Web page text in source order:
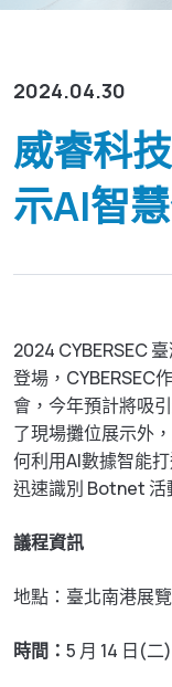
GenieAnalytics
電信級大數據流量
化數據為洞察，讓
DDoS 防護
即時偵測與緩解
多租戶管理服務
關於威睿
聯絡我們
繁中
English
简中
日本語
2024.04.30
威睿科
示AI智
2024 CYBERSEC
登場，CYBERSEC
會，今年預計將吸
了現場攤位展示外
何利用AI數據智能
迅速識別 Botnet 活
議程資訊
地點：臺北南港展
時間： 5 月 14 日(二